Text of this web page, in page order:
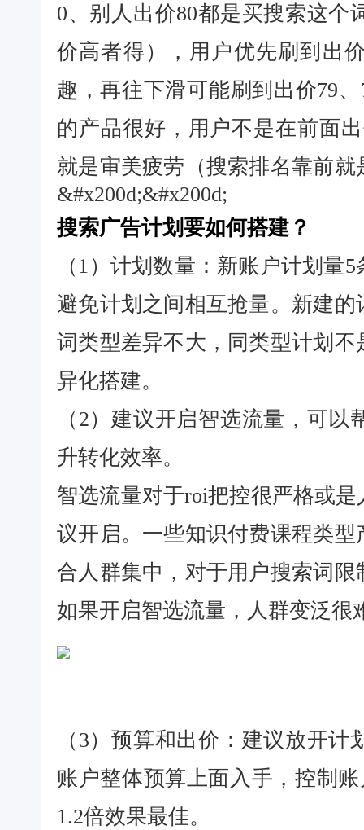
0、别人出价80都是买搜索这个
价高者得），用户优先刷到出
趣，再往下滑可能刷到出价79
的产品很好，用户不是在前面
就是审美疲劳（搜索排名靠前
&#x200d;&#x200d;
搜索广告计划要如何搭建？
（1）计划数量：新账户计划量
避免计划之间相互抢量。新建
词类型差异不大，同类型计划
异化搭建。
（2）建议开启智选流量，可
升转化效率。
智选流量对于roi把控很严格或
议开启。一些知识付费课程类
合人群集中，对于用户搜索词
如果开启智选流量，人群变泛很
（3）预算和出价：建议放开
账户整体预算上面入手，控制
1.2倍效果最佳。